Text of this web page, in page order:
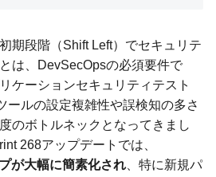
期段階（Shift Left）でセキュリテ
は、DevSecOpsの必須要件で
ケーションセキュリティテスト
ールの設定複雑性や誤検知の多さ
のボトルネックとなってきまし
268アップデートでは、
が大幅に簡素化され、特に新規パ